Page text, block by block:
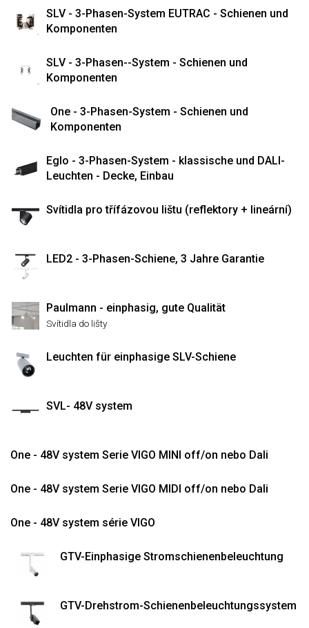
SLV - 3-Phasen-System EUTRAC - Schienen und
Komponenten
SLV - 3-Phasen--System - Schienen und
Komponenten
One - 3-Phasen-System - Schienen und
Komponenten
Eglo - 3-Phasen-System - klassische und DALI-
Leuchten - Decke, Einbau
Svítidla pro třífázovou lištu (reflektory + lineární)
LED2 - 3-Phasen-Schiene, 3 Jahre Garantie
Paulmann - einphasig, gute Qualität
Svítidla do lišty
Leuchten für einphasige SLV-Schiene
SVL- 48V system
One - 48V system Serie VIGO MINI off/on nebo Dali
One - 48V system Serie VIGO MIDI off/on nebo Dali
One - 48V system série VIGO
GTV-Einphasige Stromschienenbeleuchtung
GTV-Drehstrom-Schienenbeleuchtungssystem